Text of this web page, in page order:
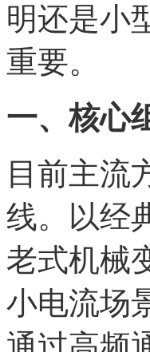
明还是小
重要。
一、核心
目前主流
线。以经
老式机械
小电流场